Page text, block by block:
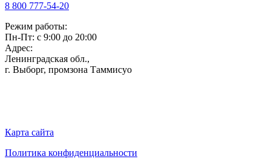
8 800 777-54-20
Режим работы:
Пн-Пт: с 9:00 до 20:00
Адрес:
Ленинградская обл.,
г. Выборг, промзона Таммисуо
Карта сайта
Политика конфиденциальности